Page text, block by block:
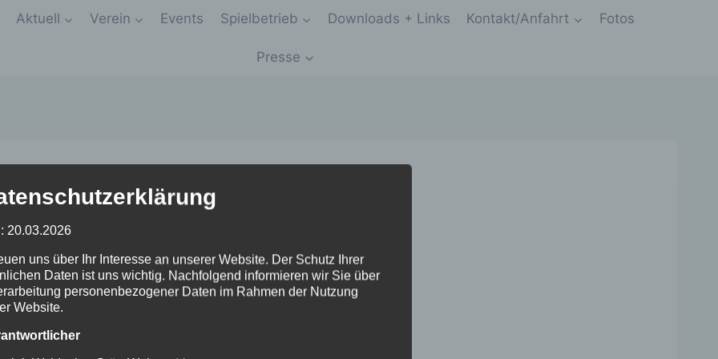
Aktuell Verein Events Spielbetrieb Downloads + Links Kontakt/Anfahrt Fotos
Presse
20.03.2026
uns über Ihr Interesse an unserer Website. Der Schutz Ihrer
Daten ist uns wichtig. Nachfolgend informieren wir Sie über
personenbezogener Daten im Rahmen der Nutzung
Website.